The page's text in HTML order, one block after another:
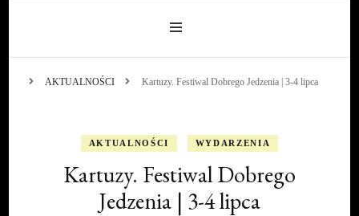
AKTUALNOŚCI Kartuzy. Festiwal Dobrego Jedzenia | 3-4 lipca
AKTUALNOŚCI WYDARZENIA
Kartuzy. Festiwal Dobrego
Jedzenia | 3-4 lipca